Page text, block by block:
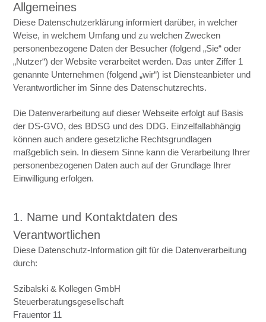
Allgemeines
Diese Datenschutzerklärung informiert darüber, in welcher
Weise, in welchem Umfang und zu welchen Zwecken
personenbezogene Daten der Besucher (folgend „Sie“ oder
„Nutzer“) der Website verarbeitet werden. Das unter Ziffer 1
genannte Unternehmen (folgend „wir“) ist Diensteanbieter und
Verantwortlicher im Sinne des Datenschutzrechts.
Die Datenverarbeitung auf dieser Webseite erfolgt auf Basis
der DS-GVO, des BDSG und des DDG. Einzelfallabhängig
können auch andere gesetzliche Rechtsgrundlagen
maßgeblich sein. In diesem Sinne kann die Verarbeitung Ihrer
personenbezogenen Daten auch auf der Grundlage Ihrer
Einwilligung erfolgen.
1. Name und Kontaktdaten des
Verantwortlichen
Diese Datenschutz-Information gilt für die Datenverarbeitung
durch:
Szibalski & Kollegen GmbH
Steuerberatungsgesellschaft
Frauentor 11